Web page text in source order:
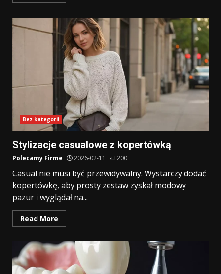
Bez kategorii
Stylizacje casualowe z kopertówką
Polecamy Firme 2026-02-11 200
Casual nie musi być przewidywalny. Wystarczy dodać
kopertówkę, aby prosty zestaw zyskał modowy
pazur i wyglądał na...
Read More